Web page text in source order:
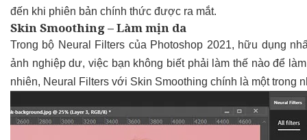
đến khi phiên bản chính thức được ra mắt.
Skin Smoothing – Làm mịn da
Trong bộ Neural Filters của Photoshop 2021, hữu dụng
ảnh nghiệp dư, việc bạn không biết phải làm thế nào để
nhiên, Neural Filters với Skin Smoothing chính là một trong